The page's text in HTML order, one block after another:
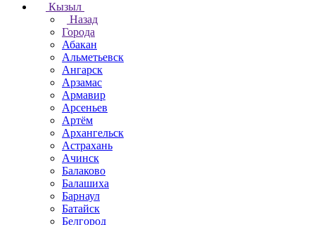
Кызыл
Назад
Города
Абакан
Альметьевск
Ангарск
Арзамас
Армавир
Арсеньев
Артём
Архангельск
Астрахань
Ачинск
Балаково
Балашиха
Барнаул
Батайск
Белгород